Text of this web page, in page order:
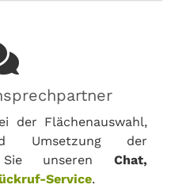
der Flächenauswahl,
Umsetzung der
Sie unseren Chat,
Service.